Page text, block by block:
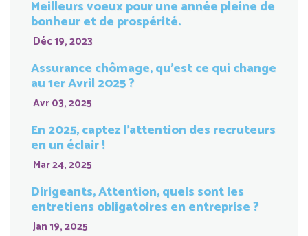
Meilleurs voeux pour une année pleine de
bonheur et de prospérité.
Déc 19, 2023
Assurance chômage, qu’est ce qui change
au 1er Avril 2025 ?
Avr 03, 2025
En 2025, captez l’attention des recruteurs
en un éclair !
Mar 24, 2025
Dirigeants, Attention, quels sont les
entretiens obligatoires en entreprise ?
Jan 19, 2025